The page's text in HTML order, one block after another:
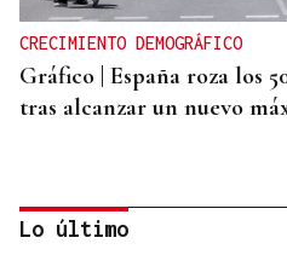
CRECIMIENTO DEMOGRÁFICO
Gráfico | España roza los
tras alcanzar un nuevo
Lo último